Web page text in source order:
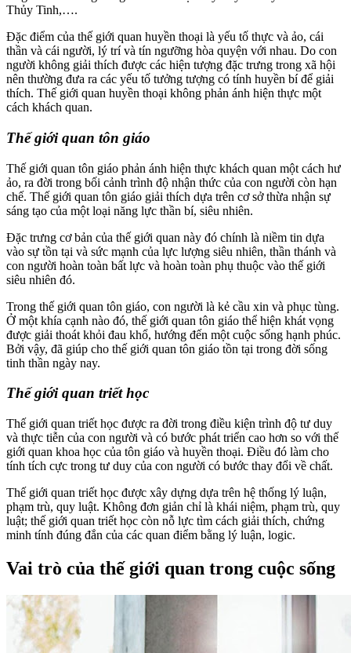
Thủy Tinh,….
Đặc điểm của thế giới quan huyền thoại là yếu tố thực và ảo, cái
thần và cái người, lý trí và tín ngưỡng hòa quyện với nhau. Do con
người không giải thích được các hiện tượng đặc trưng trong xã hội
nên thường đưa ra các yếu tố tưởng tượng có tính huyền bí để giải
thích. Thế giới quan huyền thoại không phản ánh hiện thực một
cách khách quan.
Thế giới quan tôn giáo
Thế giới quan tôn giáo phản ánh hiện thực khách quan một cách hư
ảo, ra đời trong bối cảnh trình độ nhận thức của con người còn hạn
chế. Thế giới quan tôn giáo giải thích dựa trên cơ sở thừa nhận sự
sáng tạo của một loại năng lực thần bí, siêu nhiên.
Đặc trưng cơ bản của thế giới quan này đó chính là niềm tin dựa
vào sự tồn tại và sức mạnh của lực lượng siêu nhiên, thần thánh và
con người hoàn toàn bất lực và hoàn toàn phụ thuộc vào thế giới
siêu nhiên đó.
Trong thế giới quan tôn giáo, con người là kẻ cầu xin và phục tùng.
Ở một khía cạnh nào đó, thế giới quan tôn giáo thể hiện khát vọng
được giải thoát khỏi đau khổ, hướng đến một cuộc sống hạnh phúc.
Bởi vậy, đã giúp cho thế giới quan tôn giáo tồn tại trong đời sống
tinh thần ngày nay.
Thế giới quan triết học
Thế giới quan triết học được ra đời trong điều kiện trình độ tư duy
và thực tiễn của con người và có bước phát triển cao hơn so với thế
giới quan khoa học của tôn giáo và huyền thoại. Điều đó làm cho
tính tích cực trong tư duy của con người có bước thay đổi về chất.
Thế giới quan triết học được xây dựng dựa trên hệ thống lý luận,
phạm trù, quy luật. Không đơn giản chỉ là khái niệm, phạm trù, quy
luật; thế giới quan triết học còn nỗ lực tìm cách giải thích, chứng
minh tính đúng đắn của các quan điểm bằng lý luận, logic.
Vai trò của thế giới quan trong cuộc sống